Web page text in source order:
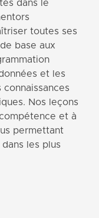
dans le
toutes ses
base aux
et les
Nos leçons
et à
permettant
les plus